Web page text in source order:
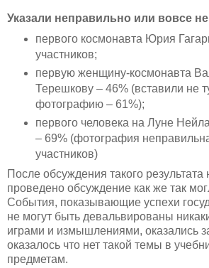
Указали неправильно или вовсе не
первого космонавта Юрия
участников;
первую женщину-космонавта
Терешкову – 46% (вставили не
фотографию – 61%);
первого человека на Луне
– 69% (фотография
участников)
После обсуждения такого
проведено обсуждение как же так
События, показывающие успехи
не могут быть девальвированы
играми и измышлениями, оказались
оказалось что нет такой темы в
предметам.